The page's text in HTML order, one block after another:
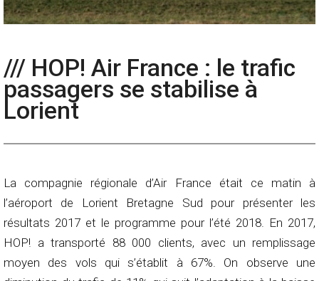
/// HOP! Air France : le trafic
passagers se stabilise à
Lorient
La compagnie régionale d’Air France était ce matin à
l’aéroport de Lorient Bretagne Sud pour présenter les
résultats 2017 et le programme pour l’été 2018. En 2017,
HOP! a transporté 88 000 clients, avec un remplissage
moyen des vols qui s’établit à 67%. On observe une